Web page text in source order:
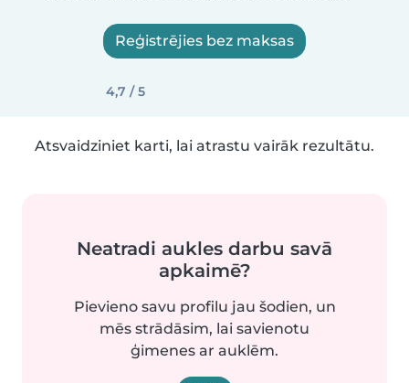
Reģistrējies bez maksas
4,7 / 5
Atsvaidziniet karti, lai atrastu vairāk rezultātu.
Neatradi aukles darbu savā
apkaimē?
Pievieno savu profilu jau šodien, un
mēs strādāsim, lai savienotu
ģimenes ar auklēm.